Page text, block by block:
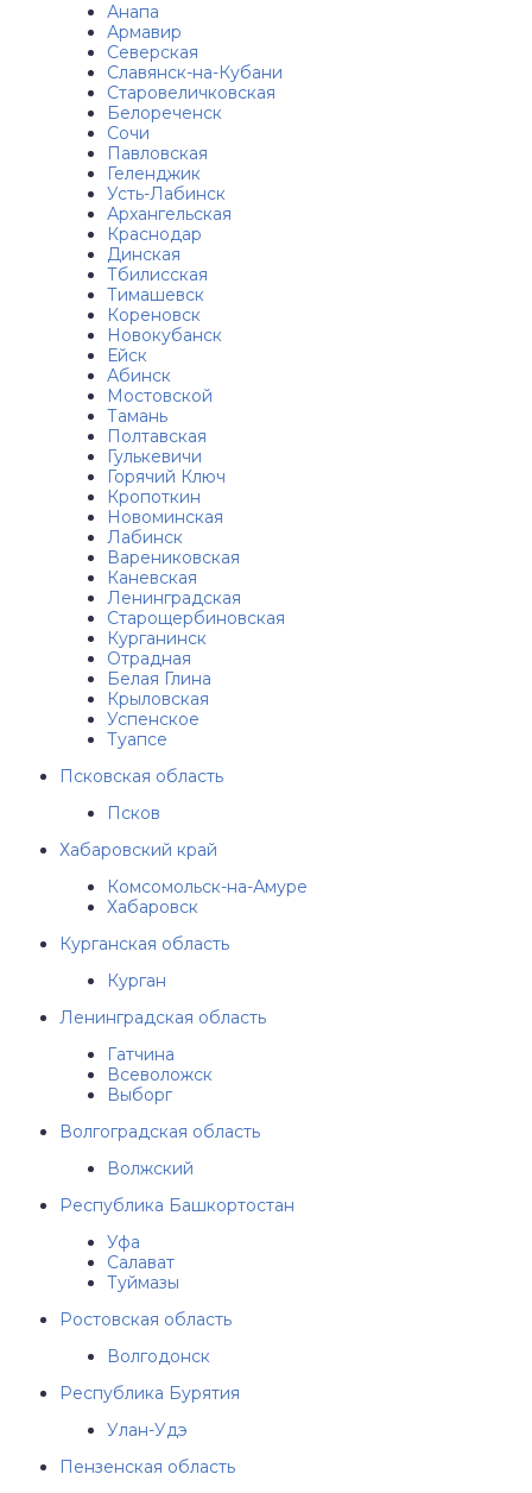
Анапа
Армавир
Северская
Славянск-на-Кубани
Старовеличковская
Белореченск
Сочи
Павловская
Геленджик
Усть-Лабинск
Архангельская
Краснодар
Динская
Тбилисская
Тимашевск
Кореновск
Новокубанск
Ейск
Абинск
Мостовской
Тамань
Полтавская
Гулькевичи
Горячий Ключ
Кропоткин
Новоминская
Лабинск
Варениковская
Каневская
Ленинградская
Старощербиновская
Курганинск
Отрадная
Белая Глина
Крыловская
Успенское
Туапсе
Псковская область
Псков
Хабаровский край
Комсомольск-на-Амуре
Хабаровск
Курганская область
Курган
Ленинградская область
Гатчина
Всеволожск
Выборг
Волгоградская область
Волжский
Республика Башкортостан
Уфа
Салават
Туймазы
Ростовская область
Волгодонск
Республика Бурятия
Улан-Удэ
Пензенская область